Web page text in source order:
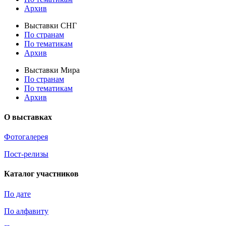
Архив
Выставки СНГ
По странам
По тематикам
Архив
Выставки Мира
По странам
По тематикам
Архив
О выставках
Фотогалерея
Пост-релизы
Каталог участников
По дате
По алфавиту